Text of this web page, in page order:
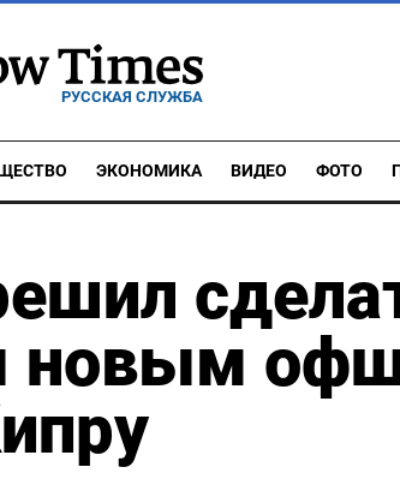
РУССКАЯ СЛУЖБА
ЭКОНОМИКА ВИДЕО ФОТО
новым